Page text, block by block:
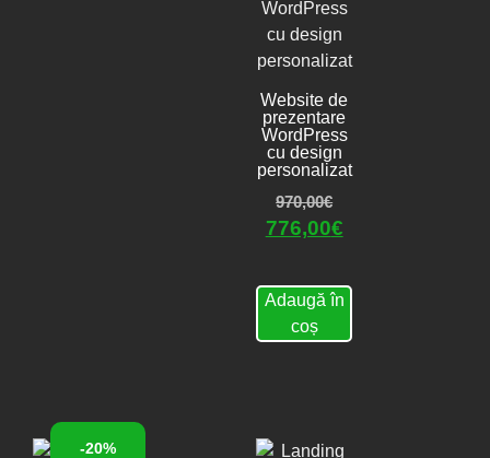
Website de
prezentare
WordPress
cu design
personalizat
970,00€
776,00€
Adaugă în
coș
-20%